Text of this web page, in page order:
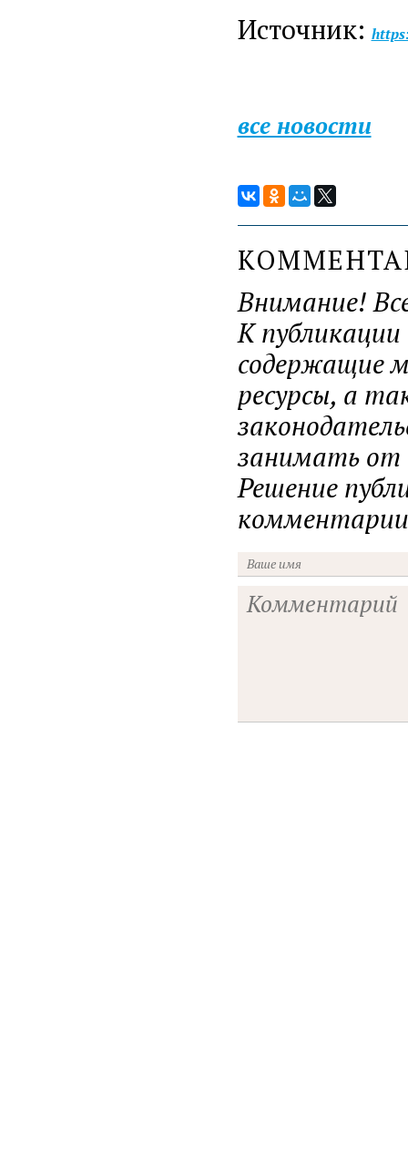
Источник:
все новости
Внимание!
К
содержащие
ресурсы, а
занимать от
Решение